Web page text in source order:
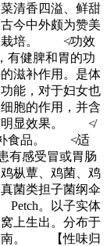
清香四溢、鲜甜
今中外颇为赞美
栽培。 ≮功效
健脾和胃的功
滋补作用。是体
能，对于妇女也
胞的作用，并含
明显效果。 ≮
补食品。 ≮适
感受冒或胃肠
枞蕈、鸡菌、鸡
菌类担子菌纲伞
Petch。以子实体
上生出。分布于
南。 【性味归